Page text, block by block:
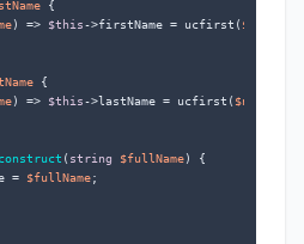
{
) => $this->firstName = ucfirst( $name
{
) => $this->lastName = ucfirst( $name
( string $fullName)
{
= $fullName;